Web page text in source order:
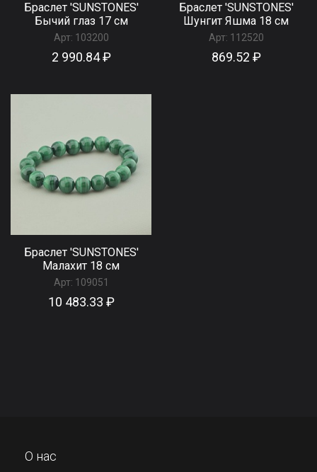
Браслет 'SUNSTONES'
Бычий глаз 17 см
Арт: 103200
2 990.84 ₽
Браслет 'SUNSTONES'
Шунгит Яшма 18 см
Арт: 112520
869.52 ₽
Браслет 'SUNSTONES'
Малахит 18 см
Арт: 109051
10 483.33 ₽
О нас